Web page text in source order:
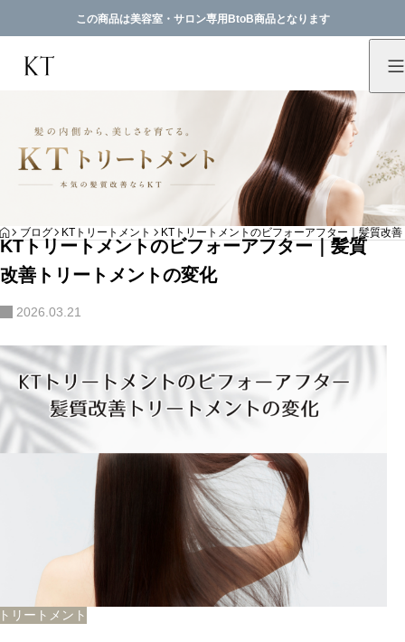
この商品は美容室・サロン専用BtoB商品となります
HOME
ブログ KTトリートメント KTトリートメントのビフォーアフター｜髪質改
KTトリートメントのビフォーアフター｜髪質
改善トリートメントの変化
2026.03.21
リートメント